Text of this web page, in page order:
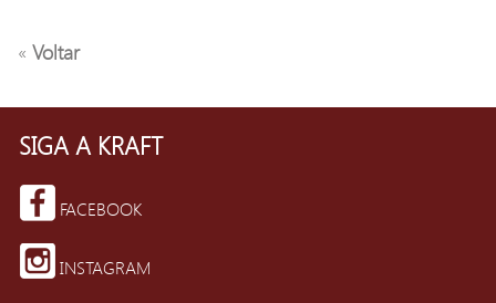
« Voltar
SIGA A KRAFT
FACEBOOK
INSTAGRAM